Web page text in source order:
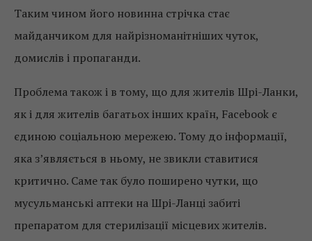
Таким чином його новинна стрічка стає
майданчиком для найрізноманітніших чуток,
домислів і пропаганди.
Проблема також і в тому, що для жителів Шрі-Ланки,
як і для жителів багатьох інших країн, Facebook є
єдиною соціальною мережею. Тому до інформації,
яка з’являється в ньому, не звикли ставитися
критично. Саме так було поширено чутки, що
мусульманські аптеки на Шрі-Ланці забиті
препаратом для стерилізації місцевих жителів.